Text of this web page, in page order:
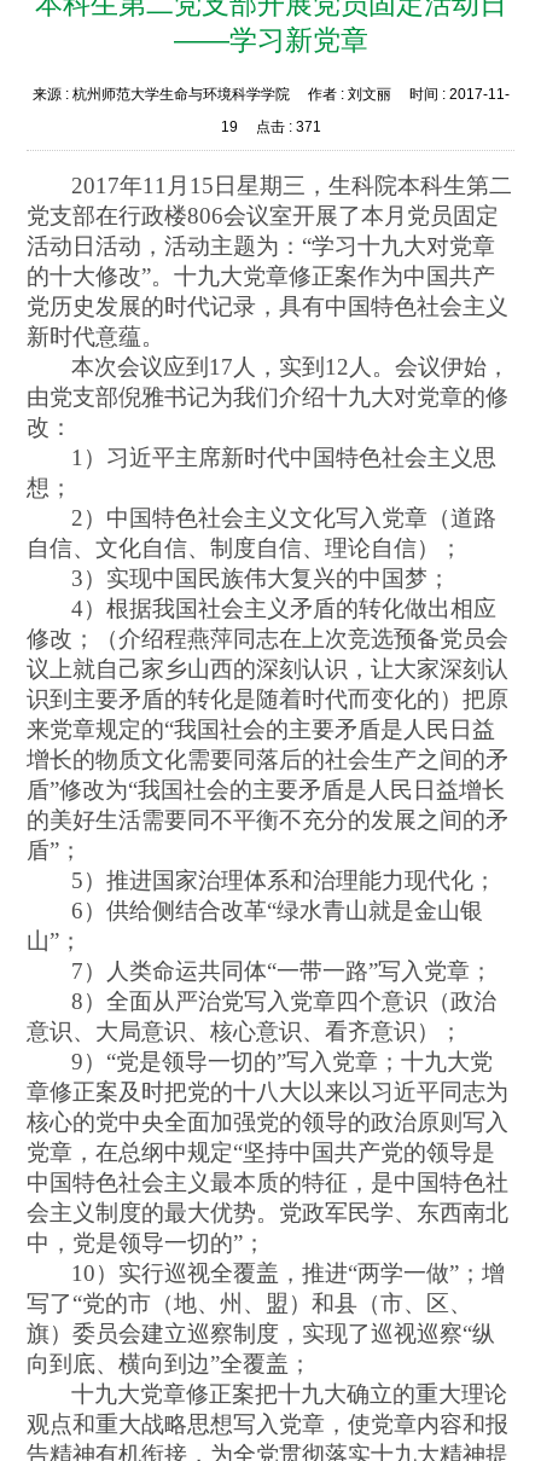
——学习新党章
来源 : 杭州师范大学生命与环境科学学院作者 : 刘文丽时间 : 2017-11-
19点击 : 371
2017年11月15日星期三，生科院本科生第二
党支部在行政楼806会议室开展了本月党员固定
活动日活动，活动主题为： “学习十九大对党章
的十大修改”。十九大党章修正案作为中国共产
党历史发展的时代记录，具有中国特色社会主义
新时代意蕴。
本次会议应到 17人，实到12人。会议伊始，
由党支部倪雅书记为我们介绍十九大对党章的修
改：
1）习近平主席新时代中国特色社会主义思
想；
2）中国特色社会主义文化写入党章（道路
自信、文化自信、制度自信、理论自信）；
3）实现中国民族伟大复兴的中国梦；
4）根据我国社会主义矛盾的转化做出相应
修改；（介绍程燕萍同志在上次竞选预备党员会
议上就自己家乡山西的深刻认识，让大家深刻认
识到主要矛盾的转化是随着时代而变化的）把原
来党章规定的“我国社会的主要矛盾是人民日益
增长的物质文化需要同落后的社会生产之间的矛
盾”修改为“我国社会的主要矛盾是人民日益增长
的美好生活需要同不平衡不充分的发展之间的矛
盾”；
5）推进国家治理体系和治理能力现代化；
6）供给侧结合改革“绿水青山就是金山银
山”；
7）人类命运共同体“一带一路”写入党章；
8）全面从严治党写入党章四个意识（政治
意识、大局意识、核心意识、看齐意识）；
9）“党是领导一切的”写入党章；十九大党
章修正案及时把党的十八大以来以习近平同志为
核心的党中央全面加强党的领导的政治原则写入
党章，在总纲中规定“坚持中国共产党的领导是
中国特色社会主义最本质的特征，是中国特色社
会主义制度的最大优势。党政军民学、东西南北
中，党是领导一切的”；
10）实行巡视全覆盖，推进“两学一做”；增
写了“党的市（地、州、盟）和县（市、区、
旗）委员会建立巡察制度，实现了巡视巡察“纵
向到底、横向到边”全覆盖；
十九大党章修正案把十九大确立的重大理论
观点和重大战略思想写入党章，使党章内容和报
告精神有机衔接，为全党贯彻落实十九大精神提